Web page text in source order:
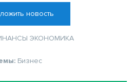
новость
ЭКОНОМИКА
Бизнес